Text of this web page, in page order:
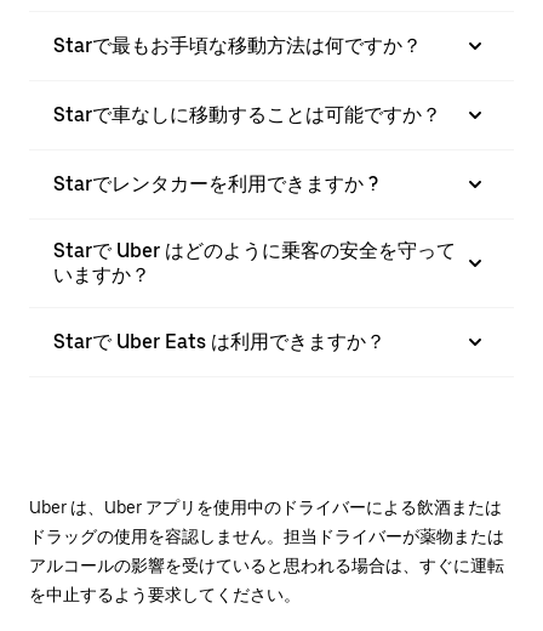
Starで最もお手頃な移動方法は何ですか？
Starで車なしに移動することは可能ですか？
Starでレンタカーを利用できますか ?
Starで Uber はどのように乗客の安全を守って
いますか？
Starで Uber Eats は利用できますか？
Uber は、Uber アプリを使用中のドライバーによる飲酒または
ドラッグの使用を容認しません。担当ドライバーが薬物または
アルコールの影響を受けていると思われる場合は、すぐに運転
を中止するよう要求してください。